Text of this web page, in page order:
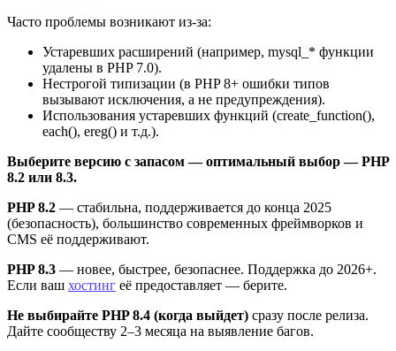
Часто проблемы возникают из-за:
Устаревших расширений (например, mysql_* функции
удалены в PHP 7.0).
Нестрогой типизации (в PHP 8+ ошибки типов
вызывают исключения, а не предупреждения).
Использования устаревших функций (create_function(),
each(), ereg() и т.д.).
Выберите версию с запасом — оптимальный выбор — PHP
8.2 или 8.3.
PHP 8.2 — стабильна, поддерживается до конца 2025
(безопасность), большинство современных фреймворков и
CMS её поддерживают.
PHP 8.3 — новее, быстрее, безопаснее. Поддержка до 2026+.
Если ваш хостинг её предоставляет — берите.
Не выбирайте PHP 8.4 (когда выйдет) сразу после релиза.
Дайте сообществу 2–3 месяца на выявление багов.